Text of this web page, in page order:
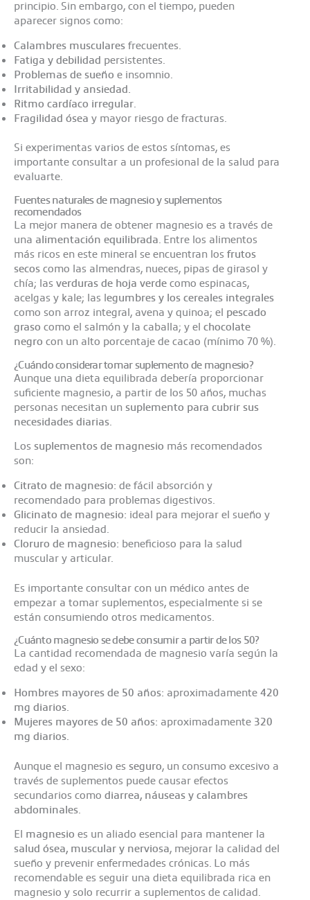
principio. Sin embargo, con el tiempo, pueden
aparecer signos como:
Calambres musculares frecuentes.
Fatiga y debilidad persistentes.
Problemas de sueño e insomnio.
Irritabilidad y ansiedad.
Ritmo cardíaco irregular
Fragilidad ósea y mayor riesgo de fracturas.
Si experimentas varios de estos síntomas, es
importante consultar a un profesional de la salud para
evaluarte.
Fuentes naturales de magnesio y suplementos
recomendados
La mejor manera de obtener magnesio es a través de
una alimentación equilibrada. Entre los alimentos
más ricos en este mineral se encuentran los frutos
secos como las almendras, nueces, pipas de girasol y
chía; las verduras de hoja verde como espinacas,
acelgas y kale; las legumbres y los cereales integrales
como son arroz integral, avena y quinoa; el pescado
graso como el salmón y la caballa; y el chocolate
negro con un alto porcentaje de cacao (mínimo 70 %).
¿Cuándo considerar tomar suplemento de magnesio?
Aunque una dieta equilibrada debería proporcionar
suficiente magnesio, a partir de los 50 años, muchas
personas necesitan un suplemento para cubrir sus
necesidades diarias
Los suplementos de magnesio más recomendados
son:
Citrato de magnesio: de fácil absorción y
recomendado para problemas digestivos.
Glicinato de magnesio: ideal para mejorar el sueño y
reducir la ansiedad.
Cloruro de magnesio: beneficioso para la salud
muscular y articular.
Es importante consultar con un médico antes de
empezar a tomar suplementos, especialmente si se
están consumiendo otros medicamentos.
¿Cuánto magnesio se debe consumir a partir de los 50?
La cantidad recomendada de magnesio varía según la
edad y el sexo:
Hombres mayores de 50 años: aproximadamente 420
mg diarios
Mujeres mayores de 50 años: aproximadamente 320
mg diarios
Aunque el magnesio es seguro, un consumo excesivo a
través de suplementos puede causar efectos
secundarios como diarrea, náuseas y calambres
abdominales
El magnesio es un aliado esencial para mantener la
salud ósea, muscular y nerviosa, mejorar la calidad del
sueño y prevenir enfermedades crónicas. Lo más
recomendable es seguir una dieta equilibrada rica en
magnesio y solo recurrir a suplementos de calidad.